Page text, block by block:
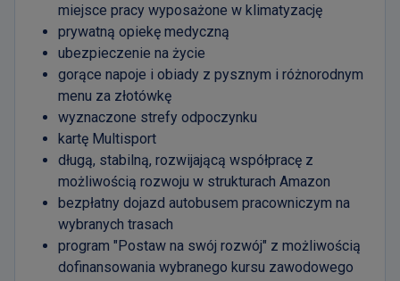
miejsce pracy wyposażone w klimatyzację
prywatną opiekę medyczną
ubezpieczenie na życie
gorące napoje i obiady z pysznym i różnorodnym
menu za złotówkę
wyznaczone strefy odpoczynku
kartę Multisport
długą, stabilną, rozwijającą współpracę z
możliwością rozwoju w strukturach Amazon
bezpłatny dojazd autobusem pracowniczym na
wybranych trasach
program "Postaw na swój rozwój" z możliwością
dofinansowania wybranego kursu zawodowego